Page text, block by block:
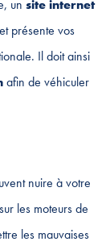
un site internet
présente vos
Il doit ainsi
afin de véhiculer
nuire à votre
les moteurs de
les mauvaises